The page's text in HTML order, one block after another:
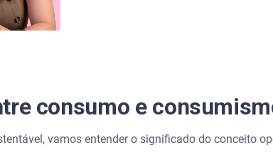
consumo e
vamos entender o significado do conceito